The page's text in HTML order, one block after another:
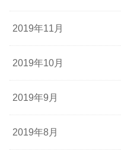
2019年11月
2019年10月
2019年9月
2019年8月